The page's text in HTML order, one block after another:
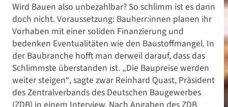
Wird Bauen also unbezahlbar? So schlimm ist es dann
doch nicht. Voraussetzung: Bauherr:innen planen ihr
Vorhaben mit einer soliden Finanzierung und
bedenken Eventualitäten wie den Baustoffmangel. In
der Baubranche hofft man derweil darauf, dass das
Schlimmste überstanden ist. „Die Baupreise werden
weiter steigen“, sagte zwar Reinhard Quast, Präsident
des Zentralverbands des Deutschen Baugewerbes
(ZDB) in einem Interview. Nach Angaben des ZDB